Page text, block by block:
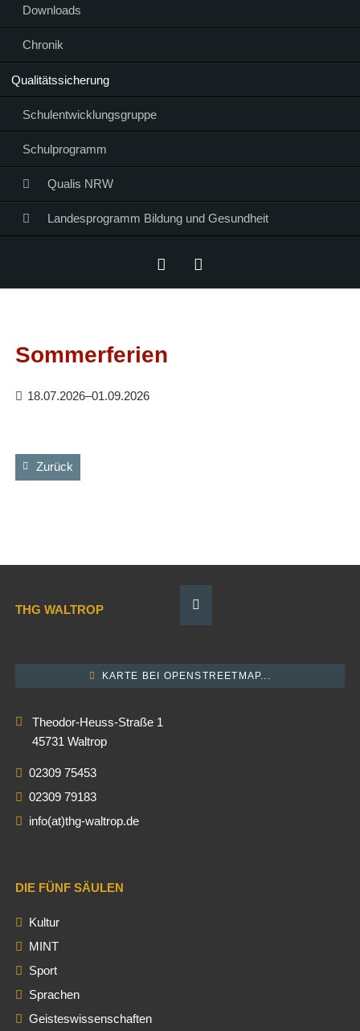
Downloads
Chronik
Qualitätssicherung
Schulentwicklungsgruppe
Schulprogramm
Qualis NRW
Landesprogramm Bildung und Gesundheit
Sommerferien
18.07.2026–01.09.2026
Zurück
THG WALTROP
KARTE BEI OPENSTREETMAP...
Theodor-Heuss-Straße 1
45731 Waltrop
02309 75453
02309 79183
info(at)thg-waltrop.de
DIE FÜNF SÄULEN
Kultur
MINT
Sport
Sprachen
Geisteswissenschaften